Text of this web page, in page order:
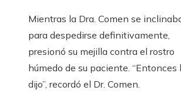
Mientras la Dra. Comen se
para despedirse definitivamente,
presionó su mejilla contra el rostro
húmedo de su paciente. “Entonces
dijo”, recordó el Dr. Comen.